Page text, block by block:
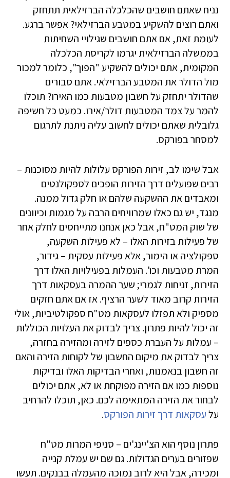
נניח שאתם חושבים שהכלכלה הברזילאית תתחזק
ואתם רוצים להשקיע במטבע הברזילאי? אפשר ברגע.
לעומת זאת, אם אתם חושבים שגילויי השחיתות
בממשלה הברזילאית יגרמו לקריסת הכלכלה
המקומית, אתם יכולים להשקיע "הפוך", כלומר למכור
מול הדולר את המטבע הברזילאי. אתם סבורים
שהדולר יתחזק על חשבון מטבעות כמו האירו? תוכלו
להמר על צמד המטבעות דולר/אירו. כמעט כל חשיפה
גלובלית שאתם יכולים לחשוב עליה ניתנת לתרגום
למסחר בפורקס.
אבל שימו לב, זירות הפורקס עלולות להיות מסוכנות –
רבים שפועלים דרך הזירות הופכים לספקולנטים
ומאבדים את ההשקעה שלהם או חלק גדול ממנה.
מנגד, יש גם כאלו שמרוויחים הרבה על מגמות וכיוונים
של שוק המט"ח, אבל כאן אנחנו מתייחסים לחלק אחר
של פעילות בזירות האלו – לא פעילות השקעה,
ספקולציה או הימור, אלא פעילות עסקית – גידור,
המרת מטבעות וכו'. העמלות בפעילויות האלו דרך
הזירות, זניחות לגמרי; שער ההמרה בעסקאות דרך
הזירות קרוב מאוד לשער הרציף. אז אם אתם חזקים
מספיק ולא תפזלו לעסקאות מט"ח ספקולטיביות, אולי
זה יכול להיות פתרון. צריך לבדוק את העלויות הכוללות
– עמלות על העברת כספים לזירה ומהזירה בחזרה,
צריך לבדוק את מיקום החשבון של לקוחות הזירה והאם
זה חשבון בנאמנות, ואחרי הבדיקות האלו ובדיקות
נוספות כמו אם הזירה מפוקחת או לא, אתם יכולים
לבחור את הזירה המתאימה לכם. כאן, תוכלו להרחיב
עלעסקאות דרך זירות הפורקס.
פתרון נוסף הוא הצ'יינג'ים – סניפי המרות מט"ח
שפזורים בערים הגדולות. גם שם יש עמלת קנייה
ומכירה, אבל היא לרוב נמוכה מהעמלה בבנקים. תעשו